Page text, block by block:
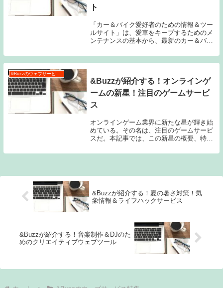
ト
「カー＆バイク愛好者のための情報＆ツー
ルサイト」は、愛車をキープするためのメ
ンテナンスの基本から、最新のカー＆バイ
ルの向上に役立つガイドまで、さまざまな
情報を提供しています。DIY修理や改造の
&Buzzのウェブサービス特集
&Buzzが紹介する！オンラインゲ
ームの新星！注目のゲームサービ
ス
オンラインゲーム業界に新たな星が輝き始
めている。その名は、注目のゲームサービ
スだ。本記事では、この新星の概要、特徴
いて紹介する。オンラインゲーム業界は常
&Buzzが紹介する！夏の暑さ対策！気
象情報＆ライフハックサービス
&Buzzが紹介する！音楽制作＆DJのた
めのクリエイティブウェブツール